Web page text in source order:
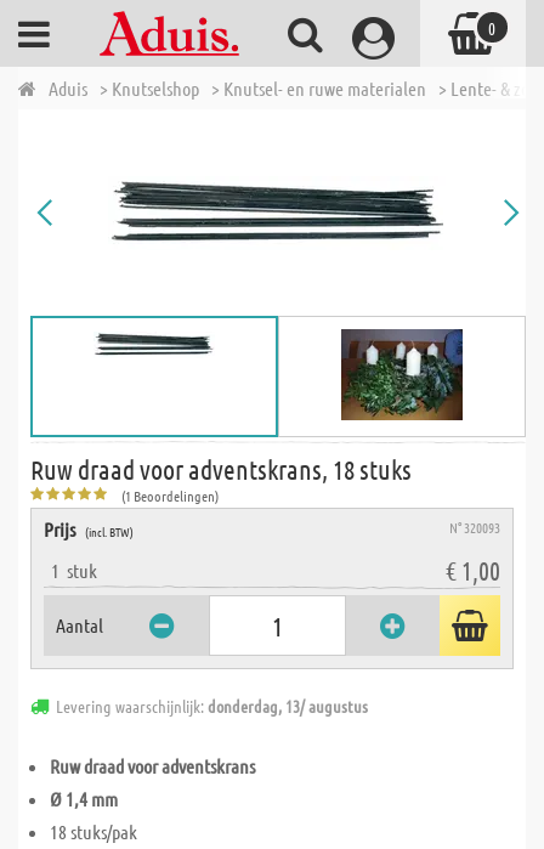
Aduis > Knutselshop > Knutsel- en ruwe materialen > Lente- &
Ruw draad voor adventskrans, 18 stuks
(1 Beoordelingen)
Prijs (incl. BTW) N° 320093
1 stuk € 1,00
Aantal
Levering waarschijnlijk:donderdag, 13/ augustus
Ruw draad voor adventskrans
Ø 1,4 mm
18 stuks/pak
0